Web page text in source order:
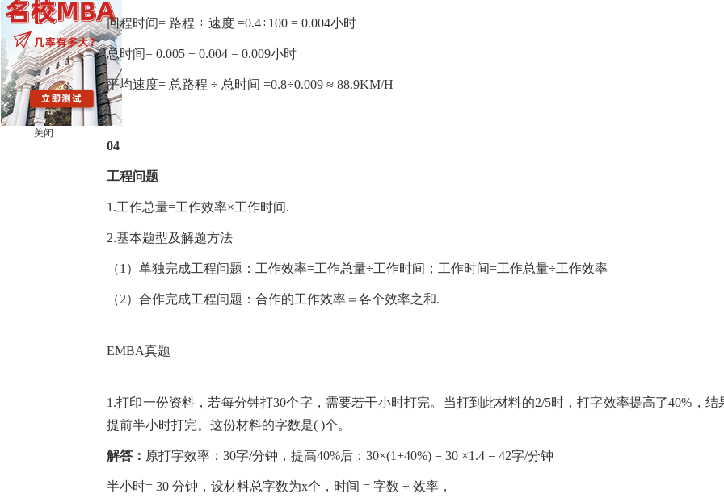
关闭
回程时间= 路程 ÷ 速度 =0.4÷100 = 0.004小时
总时间= 0.005 + 0.004 = 0.009小时
平均速度= 总路程 ÷ 总时间 =0.8÷0.009 ≈ 88.9KM/H
04
工程问题
1.工作总量=工作效率×工作时间.
2.基本题型及解题方法
（1）单独完成工程问题：工作效率=工作总量÷工作时间；工作时间=工作总量÷工作效率
（2）合作完成工程问题：合作的工作效率＝各个效率之和.
EMBA真题
1.打印一份资料，若每分钟打30个字，需要若干小时打完。当打到此材料的2/5时，打字效率提高了40%，结
提前半小时打完。这份材料的字数是( )个。
解答： 原打字效率：30字/分钟，提高40%后：30×(1+40%) = 30 ×1.4 = 42字/分钟
半小时= 30 分钟，设材料总字数为x个，时间 = 字数 ÷ 效率，